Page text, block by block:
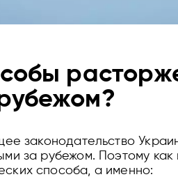
законодательство
за рубежом. Поэтому
способа, а именно: